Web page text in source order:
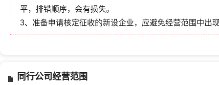
平，排错顺序，会有损失。
3、准备申请核定征收的新设企业，应避免经营范围中出
同行公司经营范围